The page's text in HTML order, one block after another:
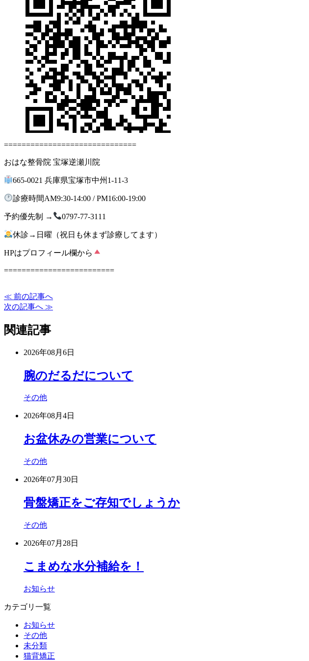
==============================
おはな整骨院 宝塚逆瀬川院
665-0021 兵庫県宝塚市中州1-11-3
診療時間AM9:30-14:00 / PM16:00-19:00
予約優先制 → 0797-77-3111
休診→日曜（祝日も休まず診療してます）
HPはプロフィール欄から
=========================
≪ 前の記事へ
次の記事へ ≫
関連記事
2026年08月6日
腕のだるだについて
その他
2026年08月4日
お盆休みの営業について
その他
2026年07月30日
骨盤矯正をご存知でしょうか
その他
2026年07月28日
こまめな水分補給を！
お知らせ
カテゴリ一覧
お知らせ
その他
未分類
猫背矯正